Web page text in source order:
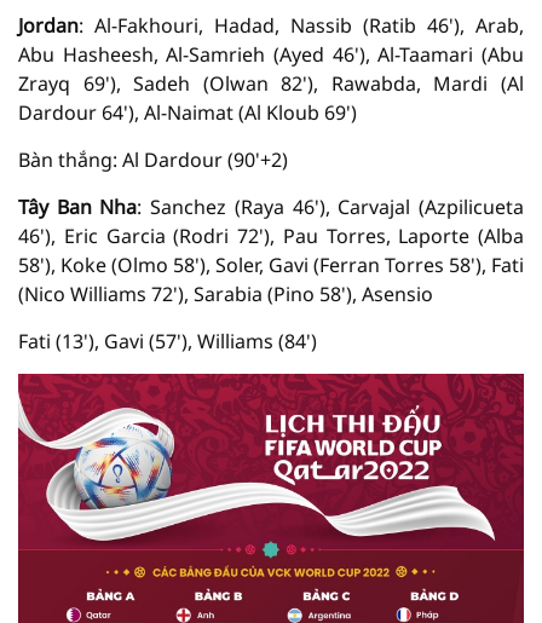
Jordan: Al-Fakhouri, Hadad, Nassib (Ratib 46'), Arab,
Abu Hasheesh, Al-Samrieh (Ayed 46'), Al-Taamari (Abu
Zrayq 69'), Sadeh (Olwan 82'), Rawabda, Mardi (Al
Dardour 64'), Al-Naimat (Al Kloub 69')
Bàn thắng: Al Dardour (90'+2)
Tây Ban Nha: Sanchez (Raya 46'), Carvajal (Azpilicueta
46'), Eric Garcia (Rodri 72'), Pau Torres, Laporte (Alba
58'), Koke (Olmo 58'), Soler, Gavi (Ferran Torres 58'), Fati
(Nico Williams 72'), Sarabia (Pino 58'), Asensio
Fati (13'), Gavi (57'), Williams (84')